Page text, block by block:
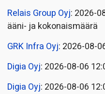
Relais Group Oyj: 2026-
ääni- ja kokonaismäärä
GRK Infra Oyj: 2026-08-
Digia Oyj: 2026-08-06
Digia Oyj: 2026-08-06